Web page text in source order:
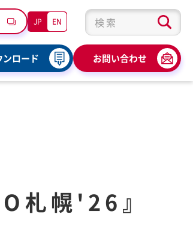
検索キーワード入力
JP EN
ロード お問い合わせ
札幌'26』